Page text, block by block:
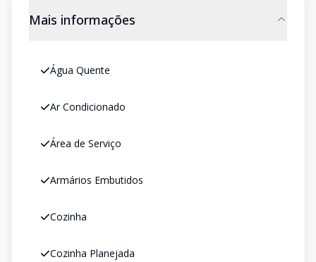
Mais informações
Água Quente
Ar Condicionado
Área de Serviço
Armários Embutidos
Cozinha
Cozinha Planejada